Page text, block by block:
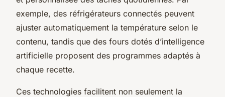
exemple, des réfrigérateurs connectés peuvent
ajuster automatiquement la température selon le
contenu, tandis que des fours dotés d’intelligence
artificielle proposent des programmes adaptés à
chaque recette.
Ces technologies facilitent non seulement la